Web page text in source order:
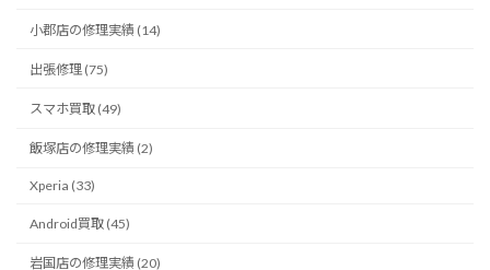
小郡店の修理実績 (14)
出張修理 (75)
スマホ買取 (49)
飯塚店の修理実績 (2)
Xperia (33)
Android買取 (45)
岩国店の修理実績 (20)